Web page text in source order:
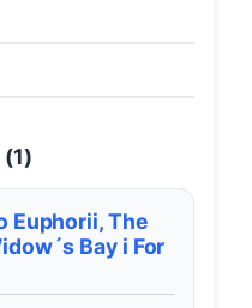
(1)
Euphorii, The
Bay i For